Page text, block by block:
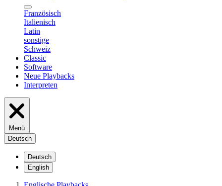
Französisch
Italienisch
Latin
sonstige
Schweiz
Classic
Software
Neue Playbacks
Interpreten
Menü
Deutsch
Deutsch
English